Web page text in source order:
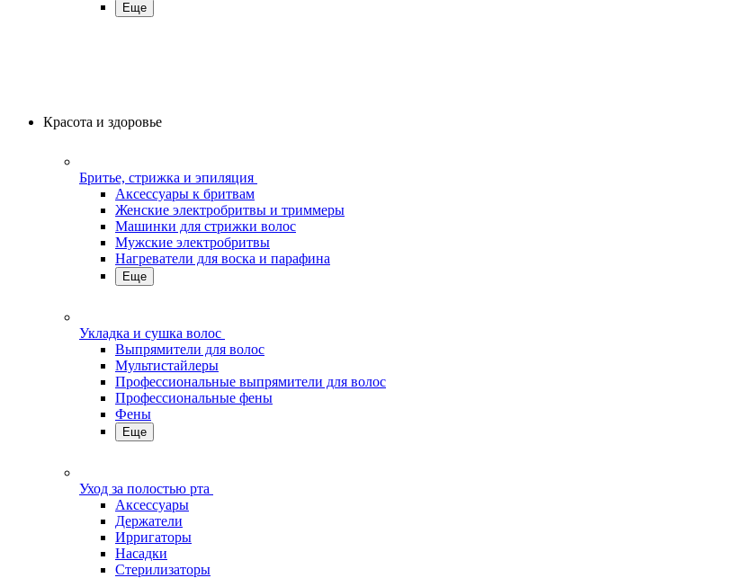
Еще
Красота и здоровье
Бритье, стрижка и эпиляция
Аксессуары к бритвам
Женские электробритвы и триммеры
Машинки для стрижки волос
Мужские электробритвы
Нагреватели для воска и парафина
Еще
Укладка и сушка волос
Выпрямители для волос
Мультистайлеры
Профессиональные выпрямители для волос
Профессиональные фены
Фены
Еще
Уход за полостью рта
Аксессуары
Держатели
Ирригаторы
Насадки
Стерилизаторы